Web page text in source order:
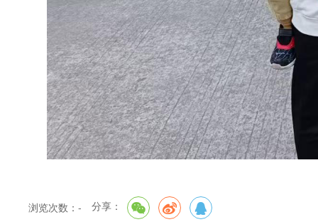
浏览次数： - 分享：